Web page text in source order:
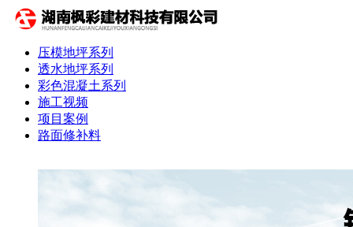
压模地坪系列
透水地坪系列
彩色混凝土系列
施工视频
项目案例
路面修补料